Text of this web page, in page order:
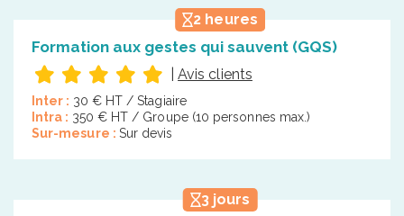
2 heures
Formation aux gestes qui sauvent (GQS)
Avis clients
Inter : 30 € HT / Stagiaire
Intra : 350 € HT / Groupe (10 personnes max.)
Sur-mesure : Sur devis
3 jours